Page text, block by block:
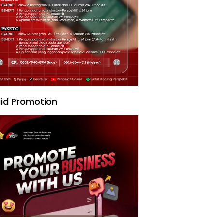
Promotion